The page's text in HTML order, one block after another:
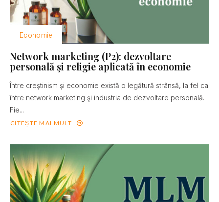
Economie
Network marketing (P2): dezvoltare
personală şi religie aplicată în economie
Între creştinism şi economie există o legătură strânsă, la fel ca
între network marketing şi industria de dezvoltare personală.
Fie...
CITEȘTE MAI MULT